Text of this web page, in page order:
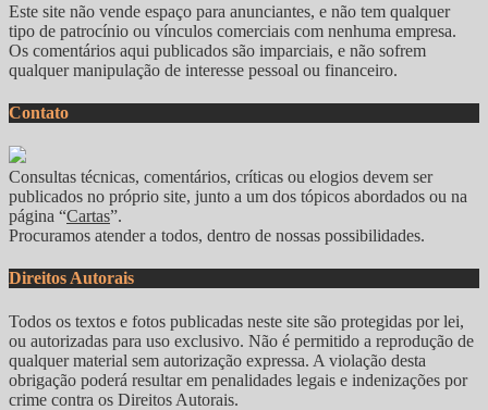
Este site não vende espaço para anunciantes, e não tem qualquer
tipo de patrocínio ou vínculos comerciais com nenhuma empresa.
Os comentários aqui publicados são imparciais, e não sofrem
qualquer manipulação de interesse pessoal ou financeiro.
Contato
Consultas técnicas, comentários, críticas ou elogios devem ser
publicados no próprio site, junto a um dos tópicos abordados ou na
página “Cartas”.
Procuramos atender a todos, dentro de nossas possibilidades.
Direitos Autorais
Todos os textos e fotos publicadas neste site são protegidas por lei,
ou autorizadas para uso exclusivo. Não é permitido a reprodução de
qualquer material sem autorização expressa. A violação desta
obrigação poderá resultar em penalidades legais e indenizações por
crime contra os Direitos Autorais.